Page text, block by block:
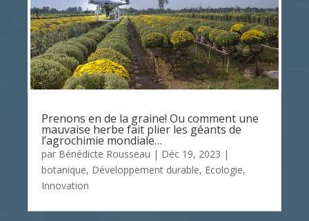
Prenons en de la graine! Ou comment une
mauvaise herbe fait plier les géants de
l’agrochimie mondiale…
par Bénédicte Rousseau | Déc 19, 2023 |
botanique, Développement durable, Ecologie,
Innovation